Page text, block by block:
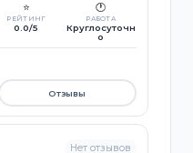
⭐
РЕЙТИНГ
0.0/5
🕐
РАБОТА
Круглосуточн
о
Отзывы
Нет отзывов